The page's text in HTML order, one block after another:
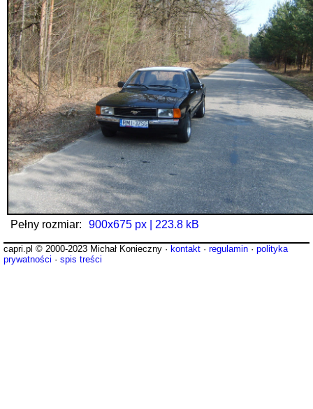
Pełny rozmiar: 900x675 px | 223.8 kB
capri.pl © 2000-2023 Michał Konieczny · kontakt · regulamin · polityka
prywatności · spis treści